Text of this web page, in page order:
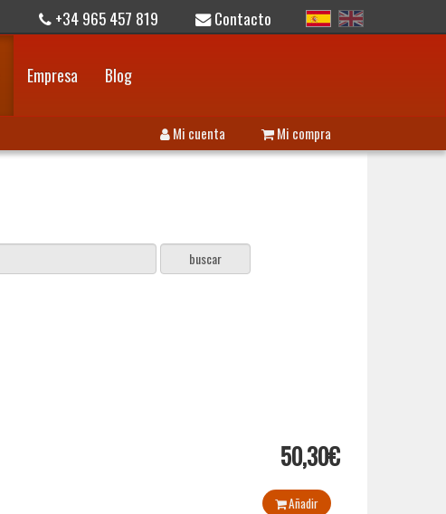
+34 965 457 819 Contacto
Empresa Blog
Mi compra
Mi cuenta
50,30€
Añadir